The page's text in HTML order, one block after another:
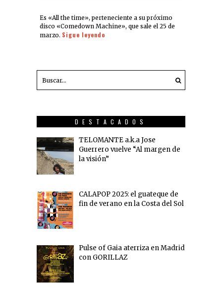
Es «All the time», perteneciente a su próximo
disco «Comedown Machine», que sale el 25 de
marzo. Sigue leyendo
DESTACADOS
TELOMANTE a.k.a Jose
Guerrero vuelve “Al margen de
la visión”
CALAPOP 2025: el guateque de
fin de verano en la Costa del Sol
Pulse of Gaia aterriza en Madrid
con GORILLAZ